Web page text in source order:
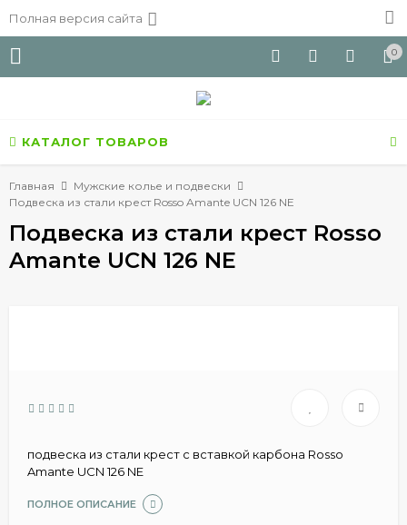
Полная версия сайта
0
КАТАЛОГ ТОВАРОВ
Главная
Мужские колье и подвески
Подвеска из стали крест Rosso Amante UCN 126 NE
Подвеска из стали крест Rosso
Amante UCN 126 NE
подвеска из стали крест с вставкой карбона Rosso
Amante UCN 126 NE
ПОЛНОЕ ОПИСАНИЕ